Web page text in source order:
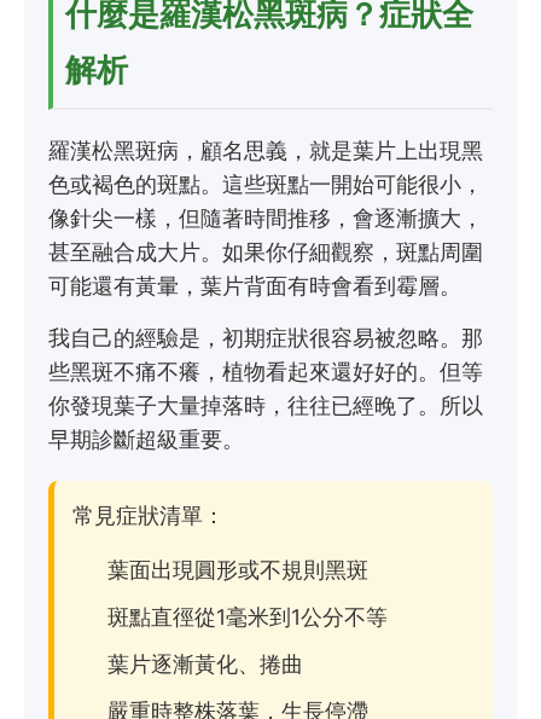
什麼是羅漢松黑斑病？症狀全
解析
羅漢松黑斑病，顧名思義，就是葉片上出現黑
色或褐色的斑點。這些斑點一開始可能很小，
像針尖一樣，但隨著時間推移，會逐漸擴大，
甚至融合成大片。如果你仔細觀察，斑點周圍
可能還有黃暈，葉片背面有時會看到霉層。
我自己的經驗是，初期症狀很容易被忽略。那
些黑斑不痛不癢，植物看起來還好好的。但等
你發現葉子大量掉落時，往往已經晚了。所以
早期診斷超級重要。
常見症狀清單：
葉面出現圓形或不規則黑斑
斑點直徑從1毫米到1公分不等
葉片逐漸黃化、捲曲
嚴重時整株落葉，生長停滯